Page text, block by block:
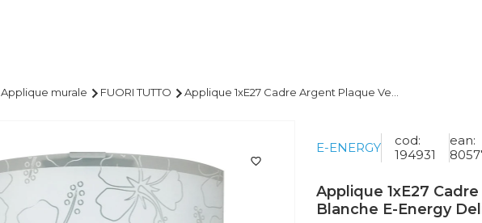
Applique murale FUORI TUTTO Applique 1xE27 Cadre Argent Plaque Ve...
E-ENERGY
cod:
194931
ean:
Applique 1xE27
Blanche E-Energy